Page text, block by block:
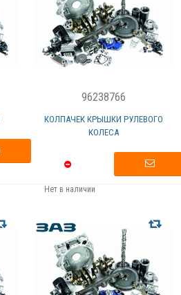
96238766
КОЛПАЧЕК КРЫШКИ РУЛЕВОГО
КОЛЕСА
Нет в наличии